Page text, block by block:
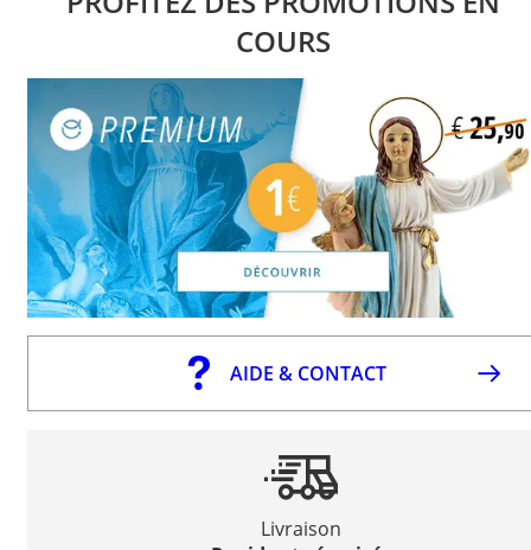
COURS
AIDE & CONTACT
Livraison